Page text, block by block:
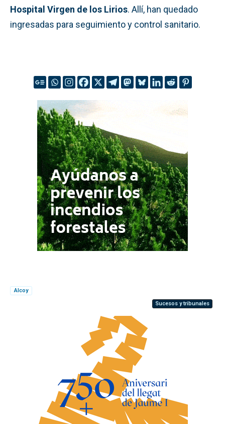
Hospital Virgen de los Lirios. Allí, han quedado
ingresadas para seguimiento y control sanitario.
Alcoy
Sucesos y tribunales